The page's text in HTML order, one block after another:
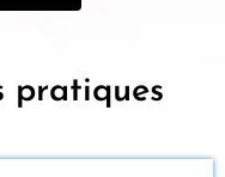
pratiques